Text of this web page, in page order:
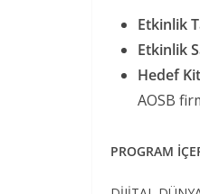
Etkinlik
Etkinlik
Hedef
AOSB
PROGRAM